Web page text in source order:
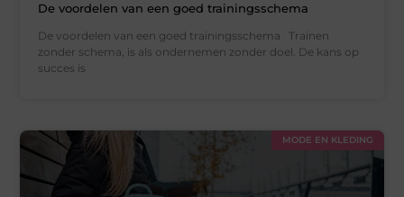
De voordelen van een goed trainingsschema
De voordelen van een goed trainingsschema Trainen
zonder schema, is als ondernemen zonder doel. De kans op
succes is
MODE EN KLEDING